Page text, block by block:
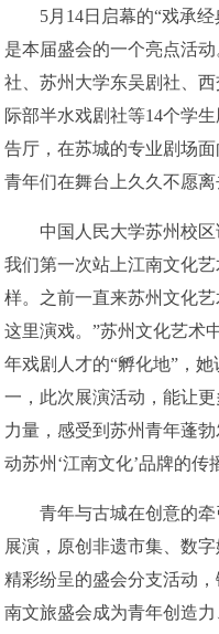
5月14日启幕的“戏承经
是本届盛会的一个亮点活
社、苏州大学东吴剧社、
际部半水戏剧社等14个学
告厅，在苏城的专业剧场
青年们在舞台上久久不愿离
中国人民大学苏州校区
我们第一次站上江南文化
样。之前一直来苏州文化
这里演戏。”苏州文化艺术
年戏剧人才的“孵化地”，
一，此次展演活动，能让
力量，感受到苏州青年蓬
动苏州‘江南文化’品牌的传
青年与古城在创意的牵
展演，原创非遗市集、数
精彩纷呈的盛会分支活动
南文旅盛会成为青年创造